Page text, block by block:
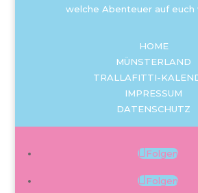
welche Abenteuer auf euch
HOME
MÜNSTERLAND
TRALLAFITTI-
IMPRESSUM
DATENSCHUTZ
Folgen
Folgen